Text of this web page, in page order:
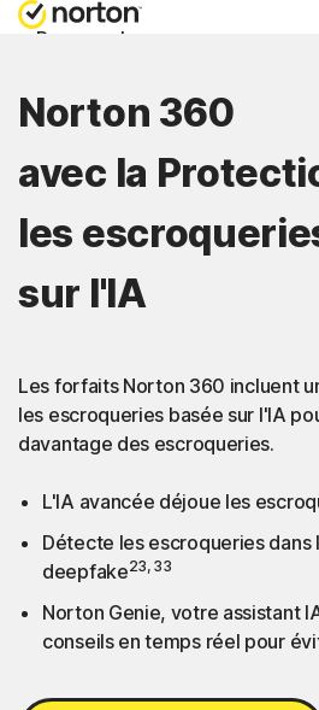
Personnel
Small Business
Support
Essayer gratuitement
Connexion
Norton 360
avec la
les
sur l'IA
Les forfaits Norton 360 incluent
les escroqueries basée sur l'IA
davantage des escroqueries.
L'IA avancée déjoue les
Détecte les escroqueries dans
deepfake23, 33
Norton Genie, votre assistant
conseils en temps réel pour